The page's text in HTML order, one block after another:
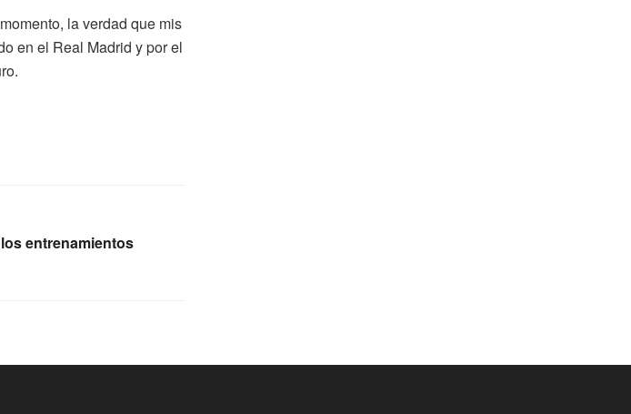
la verdad que mis
en el Real Madrid y por el
entrenamientos